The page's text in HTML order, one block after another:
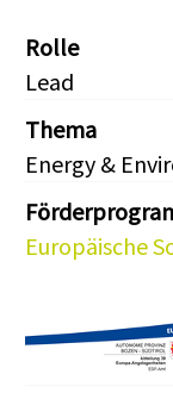
Rolle
Lead
Thema
Energy &
Europäische